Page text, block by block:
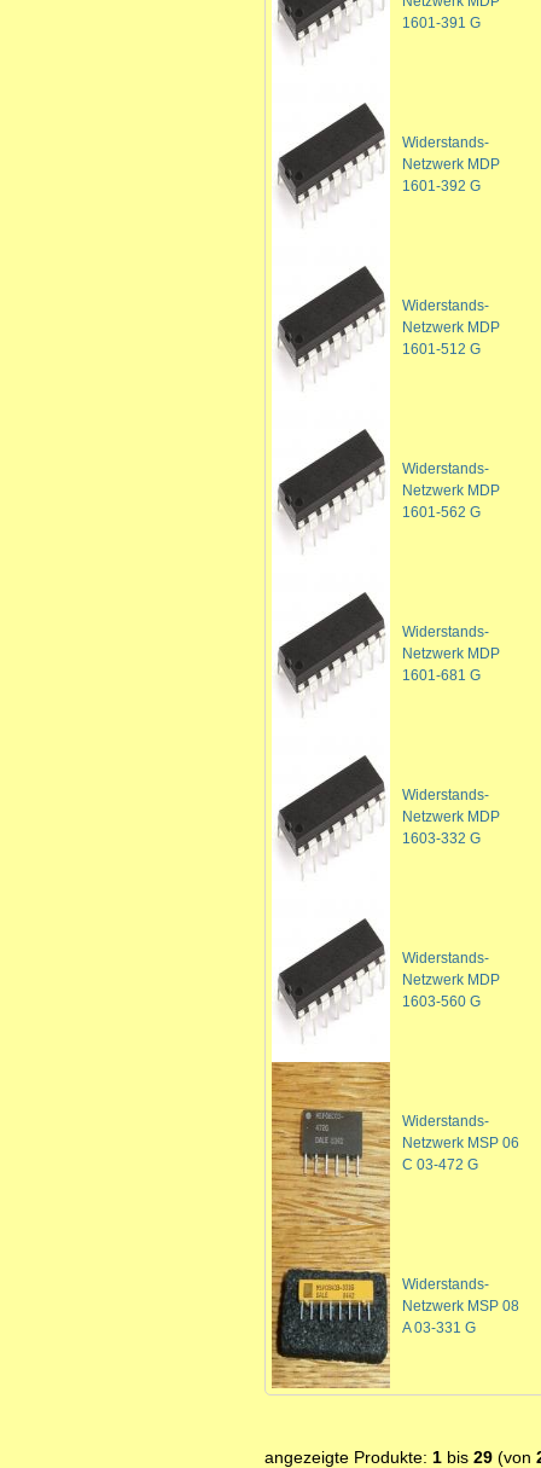
1601-391 G
Widerstands-
Netzwerk MDP
1601-392 G
Widerstands-
Netzwerk MDP
1601-512 G
Widerstands-
Netzwerk MDP
1601-562 G
Widerstands-
Netzwerk MDP
1601-681 G
Widerstands-
Netzwerk MDP
1603-332 G
Widerstands-
Netzwerk MDP
1603-560 G
Widerstands-
Netzwerk MSP 06
C 03-472 G
Widerstands-
Netzwerk MSP 08
A 03-331 G
angezeigte Produkte: 1bis 29(von